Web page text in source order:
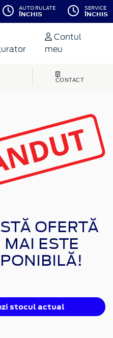
AUTO RULATE
ÎNCHIS
SERVICE
ÎNCHIS
Contul
meu
CONTACT
OFERTĂ
MAI ESTE
stocul actual